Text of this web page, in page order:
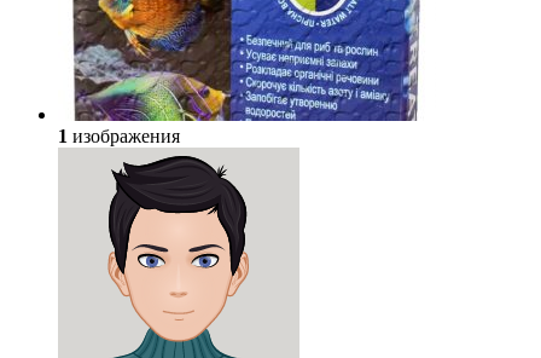
1 изображения